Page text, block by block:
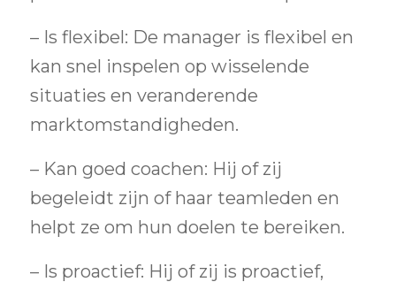
– Is flexibel: De manager is flexibel en
kan snel inspelen op wisselende
situaties en veranderende
marktomstandigheden.
– Kan goed coachen: Hij of zij
begeleidt zijn of haar teamleden en
helpt ze om hun doelen te bereiken.
– Is proactief: Hij of zij is proactief,